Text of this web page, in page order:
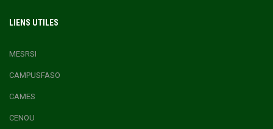
LIENS UTILES
MESRSI
CAMPUSFASO
CAMES
CENOU